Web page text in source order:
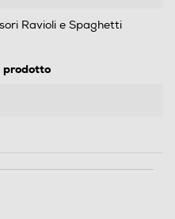
Ravioli e Spaghetti
prodotto